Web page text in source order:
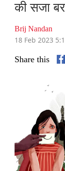
की सजा
Brij Nandan
18 Feb 2023
Share this